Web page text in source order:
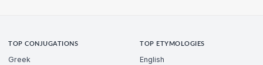
TOP CONJUGATIONS
Greek
TOP ETYMOLOGIES
English